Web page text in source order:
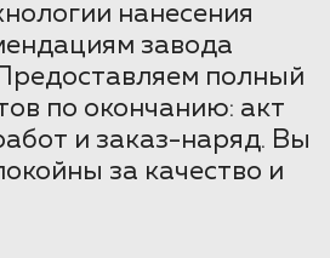
нанесения
завода
полный
по окончанию: акт
и заказ-наряд. Вы
за качество и